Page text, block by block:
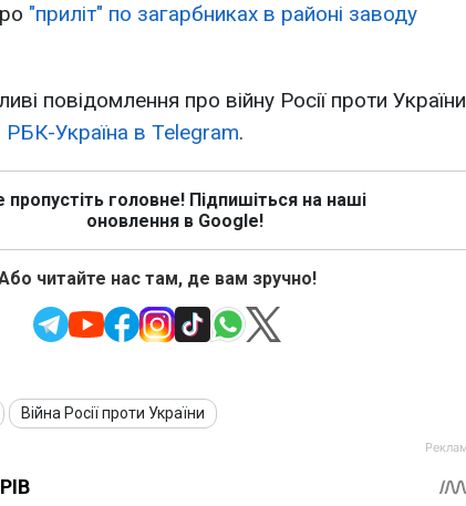
"приліт" по загарбниках в районі заводу
повідомлення про війну Росії проти України
РБК-Україна в Telegram.
пропустіть головне! Підпишіться на наші
оновлення в Google!
читайте нас там, де вам зручно!
Війна Росії проти України